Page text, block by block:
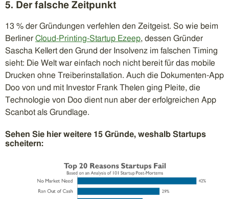
5. Der falsche Zeitpunkt
13 % der Gründungen verfehlen den Zeitgeist. So wie beim
Berliner Cloud-Printing-Startup Ezeep, dessen Gründer
Sascha Kellert den Grund der Insolvenz im falschen Timing
sieht: Die Welt war einfach noch nicht bereit für das mobile
Drucken ohne Treiberinstallation. Auch die Dokumenten-App
Doo von und mit Investor Frank Thelen ging Pleite, die
Technologie von Doo dient nun aber der erfolgreichen App
Scanbot als Grundlage.
Sehen Sie hier weitere 15 Gründe, weshalb Startups
scheitern: